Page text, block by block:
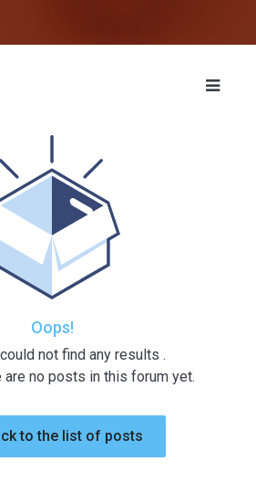
Oops!
not find any results .
are no posts in this forum yet.
to the list of posts